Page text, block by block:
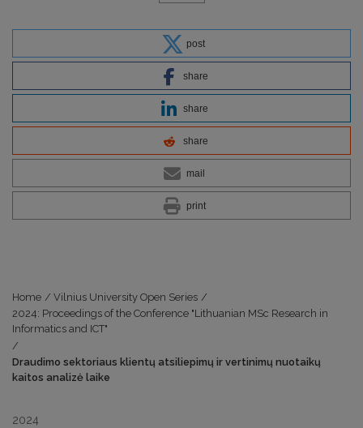
post
share
share
share
mail
print
Home / Vilnius University Open Series /
2024: Proceedings of the Conference "Lithuanian MSc Research in
Informatics and ICT"
/
Draudimo sektoriaus klientų atsiliepimų ir vertinimų nuotaikų
kaitos analizė laike
2024